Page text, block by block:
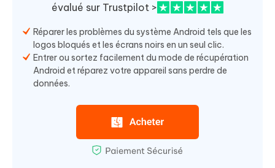
évalué sur Trustpilot >
Réparer les problèmes du système Android tels que les
logos bloqués et les écrans noirs en un seul clic.
Entrer ou sortez facilement du mode de récupération
Android et réparez votre appareil sans perdre de
données.